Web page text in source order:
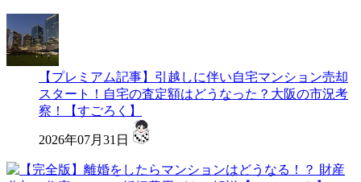
【プレミアム記事】引越しに伴い自宅マンション売却
スタート！自宅の査定額はどうなった？大阪の市況考
察！【すごろく】
2026年07月31日